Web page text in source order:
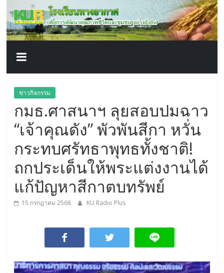
content
โรงเรียน
ทาง
อากาศ​
เพื่อ
พัฒนา
คุณภาพ
ชีวิต
ข่าวกิจกรรม
กมธ.ศาสนาฯ ลุยสอบปมฉาว
“เจ้าคุณดัง” พัวพันสีกา หวั่น
กระทบศรัทธาพุทธทั้งชาติ!
ถกประเด็นให้พระแต่งงานได้
แก้ปัญหาสีกาตบทรัพย์
15 กรกฎาคม 2568 KU Radio Plus